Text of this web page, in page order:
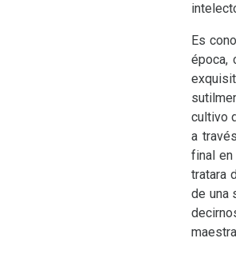
Es
época,
cultivo
a
final
tratara
de una